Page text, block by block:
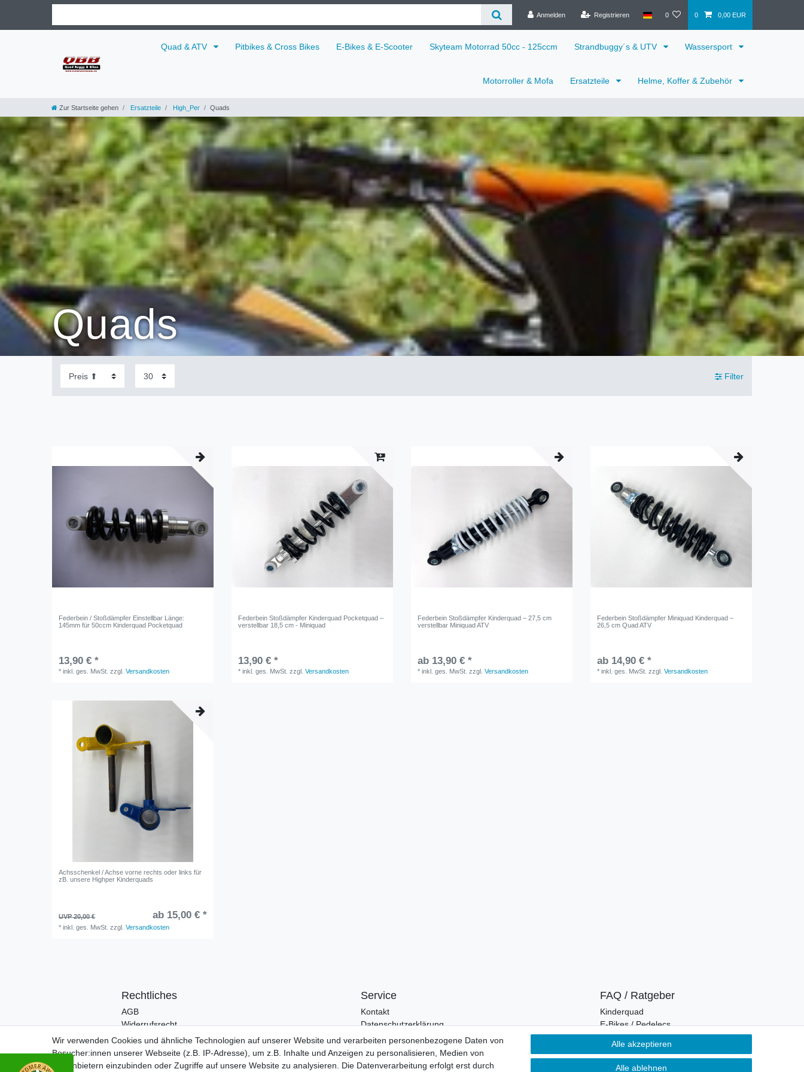
Anmelden Registrieren 0 0 0,00 EUR
Quad & ATV Pitbikes & Cross Bikes E-Bikes & E-Scooter Skyteam Motorrad 50cc - 125ccm Strandbuggy´s & UTV Wassersport
Motorroller & Mofa Ersatzteile Helme, Koffer & Zubehör
Zur Startseite gehen Ersatzteile High_Per Quads
Quads
Filter
Federbein / Stoßdämpfer Einstellbar Länge:
145mm für 50ccm Kinderquad Pocketquad
13,90 € *
*inkl. ges. MwSt. zzgl.Versandkosten
Federbein Stoßdämpfer Kinderquad Pocketquad –
verstellbar 18,5 cm - Miniquad
13,90 € *
*inkl. ges. MwSt. zzgl.Versandkosten
Federbein Stoßdämpfer Kinderquad – 27,5 cm
verstellbar Miniquad ATV
ab 13,90 € *
*inkl. ges. MwSt. zzgl.Versandkosten
Federbein Stoßdämpfer Miniquad Kinderquad –
26,5 cm Quad ATV
ab 14,90 € *
*inkl. ges. MwSt. zzgl.Versandkosten
Achsschenkel / Achse vorne rechts oder links für
zB. unsere Highper Kinderquads
UVP 20,00 € ab 15,00 € *
*inkl. ges. MwSt. zzgl.Versandkosten
Rechtliches
AGB
Widerrufsrecht
Impressum
Datenschutzerklärung
Service
Kontakt
Datenschutzerklärung
FAQ / Ratgeber
Kinderquad
E-Bikes / Pedelecs
Dirt Bike & Pocketbike
Quad & ATV
Wir verwenden Cookies und ähnliche Technologien auf unserer Website und verarbeiten personenbezogene Daten von
Besucher:innen unserer Webseite (z.B. IP-Adresse), um z.B. Inhalte und Anzeigen zu personalisieren, Medien von
Drittanbietern einzubinden oder Zugriffe auf unsere Website zu analysieren. Die Datenverarbeitung erfolgt erst durch
Alle akzeptieren
Alle ablehnen